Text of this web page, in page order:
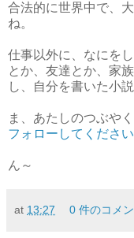
合法的に世界中で、
ね。
仕事以外に、なにを
とか、友達とか、家
し、自分を書いた小
ま、あたしのつぶや
フォローしてください
ん～
at 13:27 0 件のコメ